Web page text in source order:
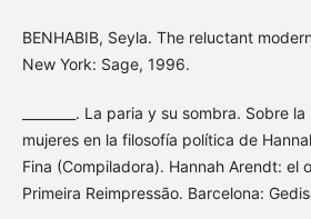
BENHABIB, Seyla. The reluctant
New York: Sage, 1996.
________. La paria y su sombra. Sobre
mujeres en la filosofía política de
Fina (Compiladora). Hannah Arendt: el
Primeira Reimpressão. Barcelona: